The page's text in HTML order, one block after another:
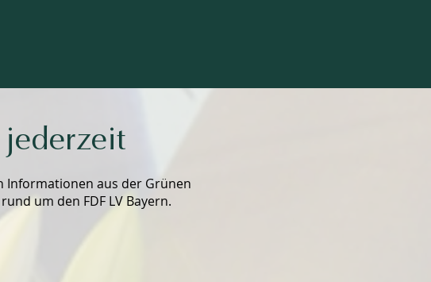
Informationen aus der Grünen
um den FDF LV Bayern.